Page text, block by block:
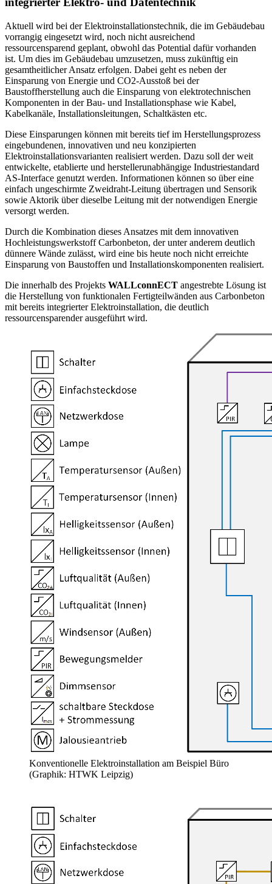
Aktuell wird bei der Elektroinstallationstechnik, die im Gebäudebau
vorrangig eingesetzt wird, noch nicht ausreichend
ressourcensparend geplant, obwohl das Potential dafür vorhanden
ist. Um dies im Gebäudebau umzusetzen, muss zukünftig ein
gesamtheitlicher Ansatz erfolgen. Dabei geht es neben der
Einsparung von Energie und CO2-Ausstoß bei der
Baustoffherstellung auch die Einsparung von elektrotechnischen
Komponenten in der Bau- und Installationsphase wie Kabel,
Kabelkanäle, Installationsleitungen, Schaltkästen etc.
Diese Einsparungen können mit bereits tief im Herstellungsprozess
eingebundenen, innovativen und neu konzipierten
Elektroinstallationsvarianten realisiert werden. Dazu soll der weit
entwickelte, etablierte und herstellerunabhängige Industriestandard
AS-Interface genutzt werden. Informationen können so über eine
einfach ungeschirmte Zweidraht-Leitung übertragen und Sensorik
sowie Aktorik über dieselbe Leitung mit der notwendigen Energie
versorgt werden.
Durch die Kombination dieses Ansatzes mit dem innovativen
Hochleistungswerkstoff Carbonbeton, der unter anderem deutlich
dünnere Wände zulässt, wird eine bis heute noch nicht erreichte
Einsparung von Baustoffen und Installationskomponenten realisiert.
Die innerhalb des Projekts WALLconnECT angestrebte Lösung ist
die Herstellung von funktionalen Fertigteilwänden aus Carbonbeton
mit bereits integrierter Elektroinstallation, die deutlich
ressourcensparender ausgeführt wird.
Konventionelle Elektroinstallation am Beispiel Büro
(Graphik: HTWK Leipzig)